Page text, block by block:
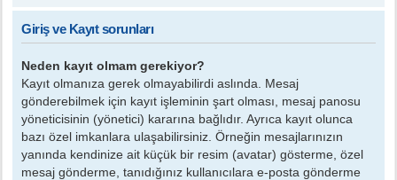
Giriş ve Kayıt sorunları
Neden kayıt olmam gerekiyor?
Kayıt olmanıza gerek olmayabilirdi aslında. Mesaj
gönderebilmek için kayıt işleminin şart olması, mesaj panosu
yöneticisinin (yönetici) kararına bağlıdır. Ayrıca kayıt olunca
bazı özel imkanlara ulaşabilirsiniz. Örneğin mesajlarınızın
yanında kendinize ait küçük bir resim (avatar) gösterme, özel
mesaj gönderme, tanıdığınız kullanıcılara e-posta gönderme